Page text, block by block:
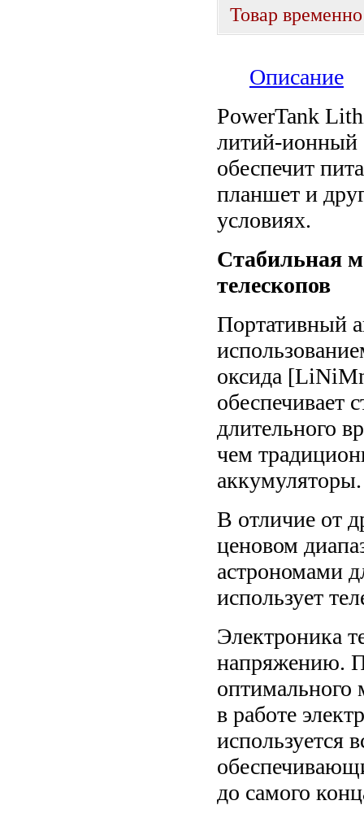
Товар временно
Описание
PowerTank
литий-ионный
обеспечит
планшет и
условиях.
Стабильная
телескопов
Портативный
оксида
обеспечивает
длительного
чем
аккумуляторы.
В отличие от
ценовом
астрономами
использует
Электроника
напряжению.
оптимального
в работе
используется
до самого